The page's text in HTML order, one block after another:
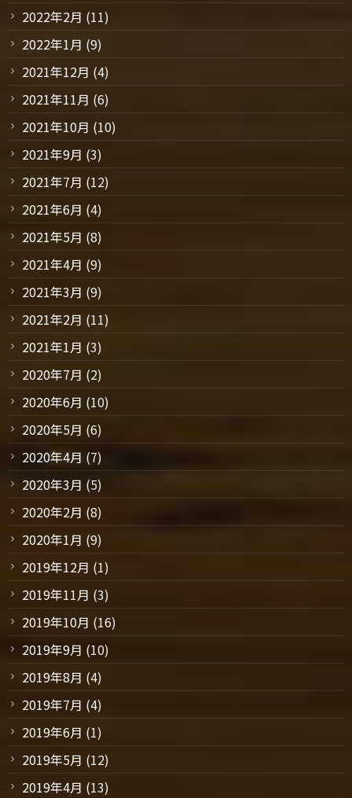
2022年2月 (11)
2022年1月 (9)
2021年12月 (4)
2021年11月 (6)
2021年10月 (10)
2021年9月 (3)
2021年7月 (12)
2021年6月 (4)
2021年5月 (8)
2021年4月 (9)
2021年3月 (9)
2021年2月 (11)
2021年1月 (3)
2020年7月 (2)
2020年6月 (10)
2020年5月 (6)
2020年4月 (7)
2020年3月 (5)
2020年2月 (8)
2020年1月 (9)
2019年12月 (1)
2019年11月 (3)
2019年10月 (16)
2019年9月 (10)
2019年8月 (4)
2019年7月 (4)
2019年6月 (1)
2019年5月 (12)
2019年4月 (13)